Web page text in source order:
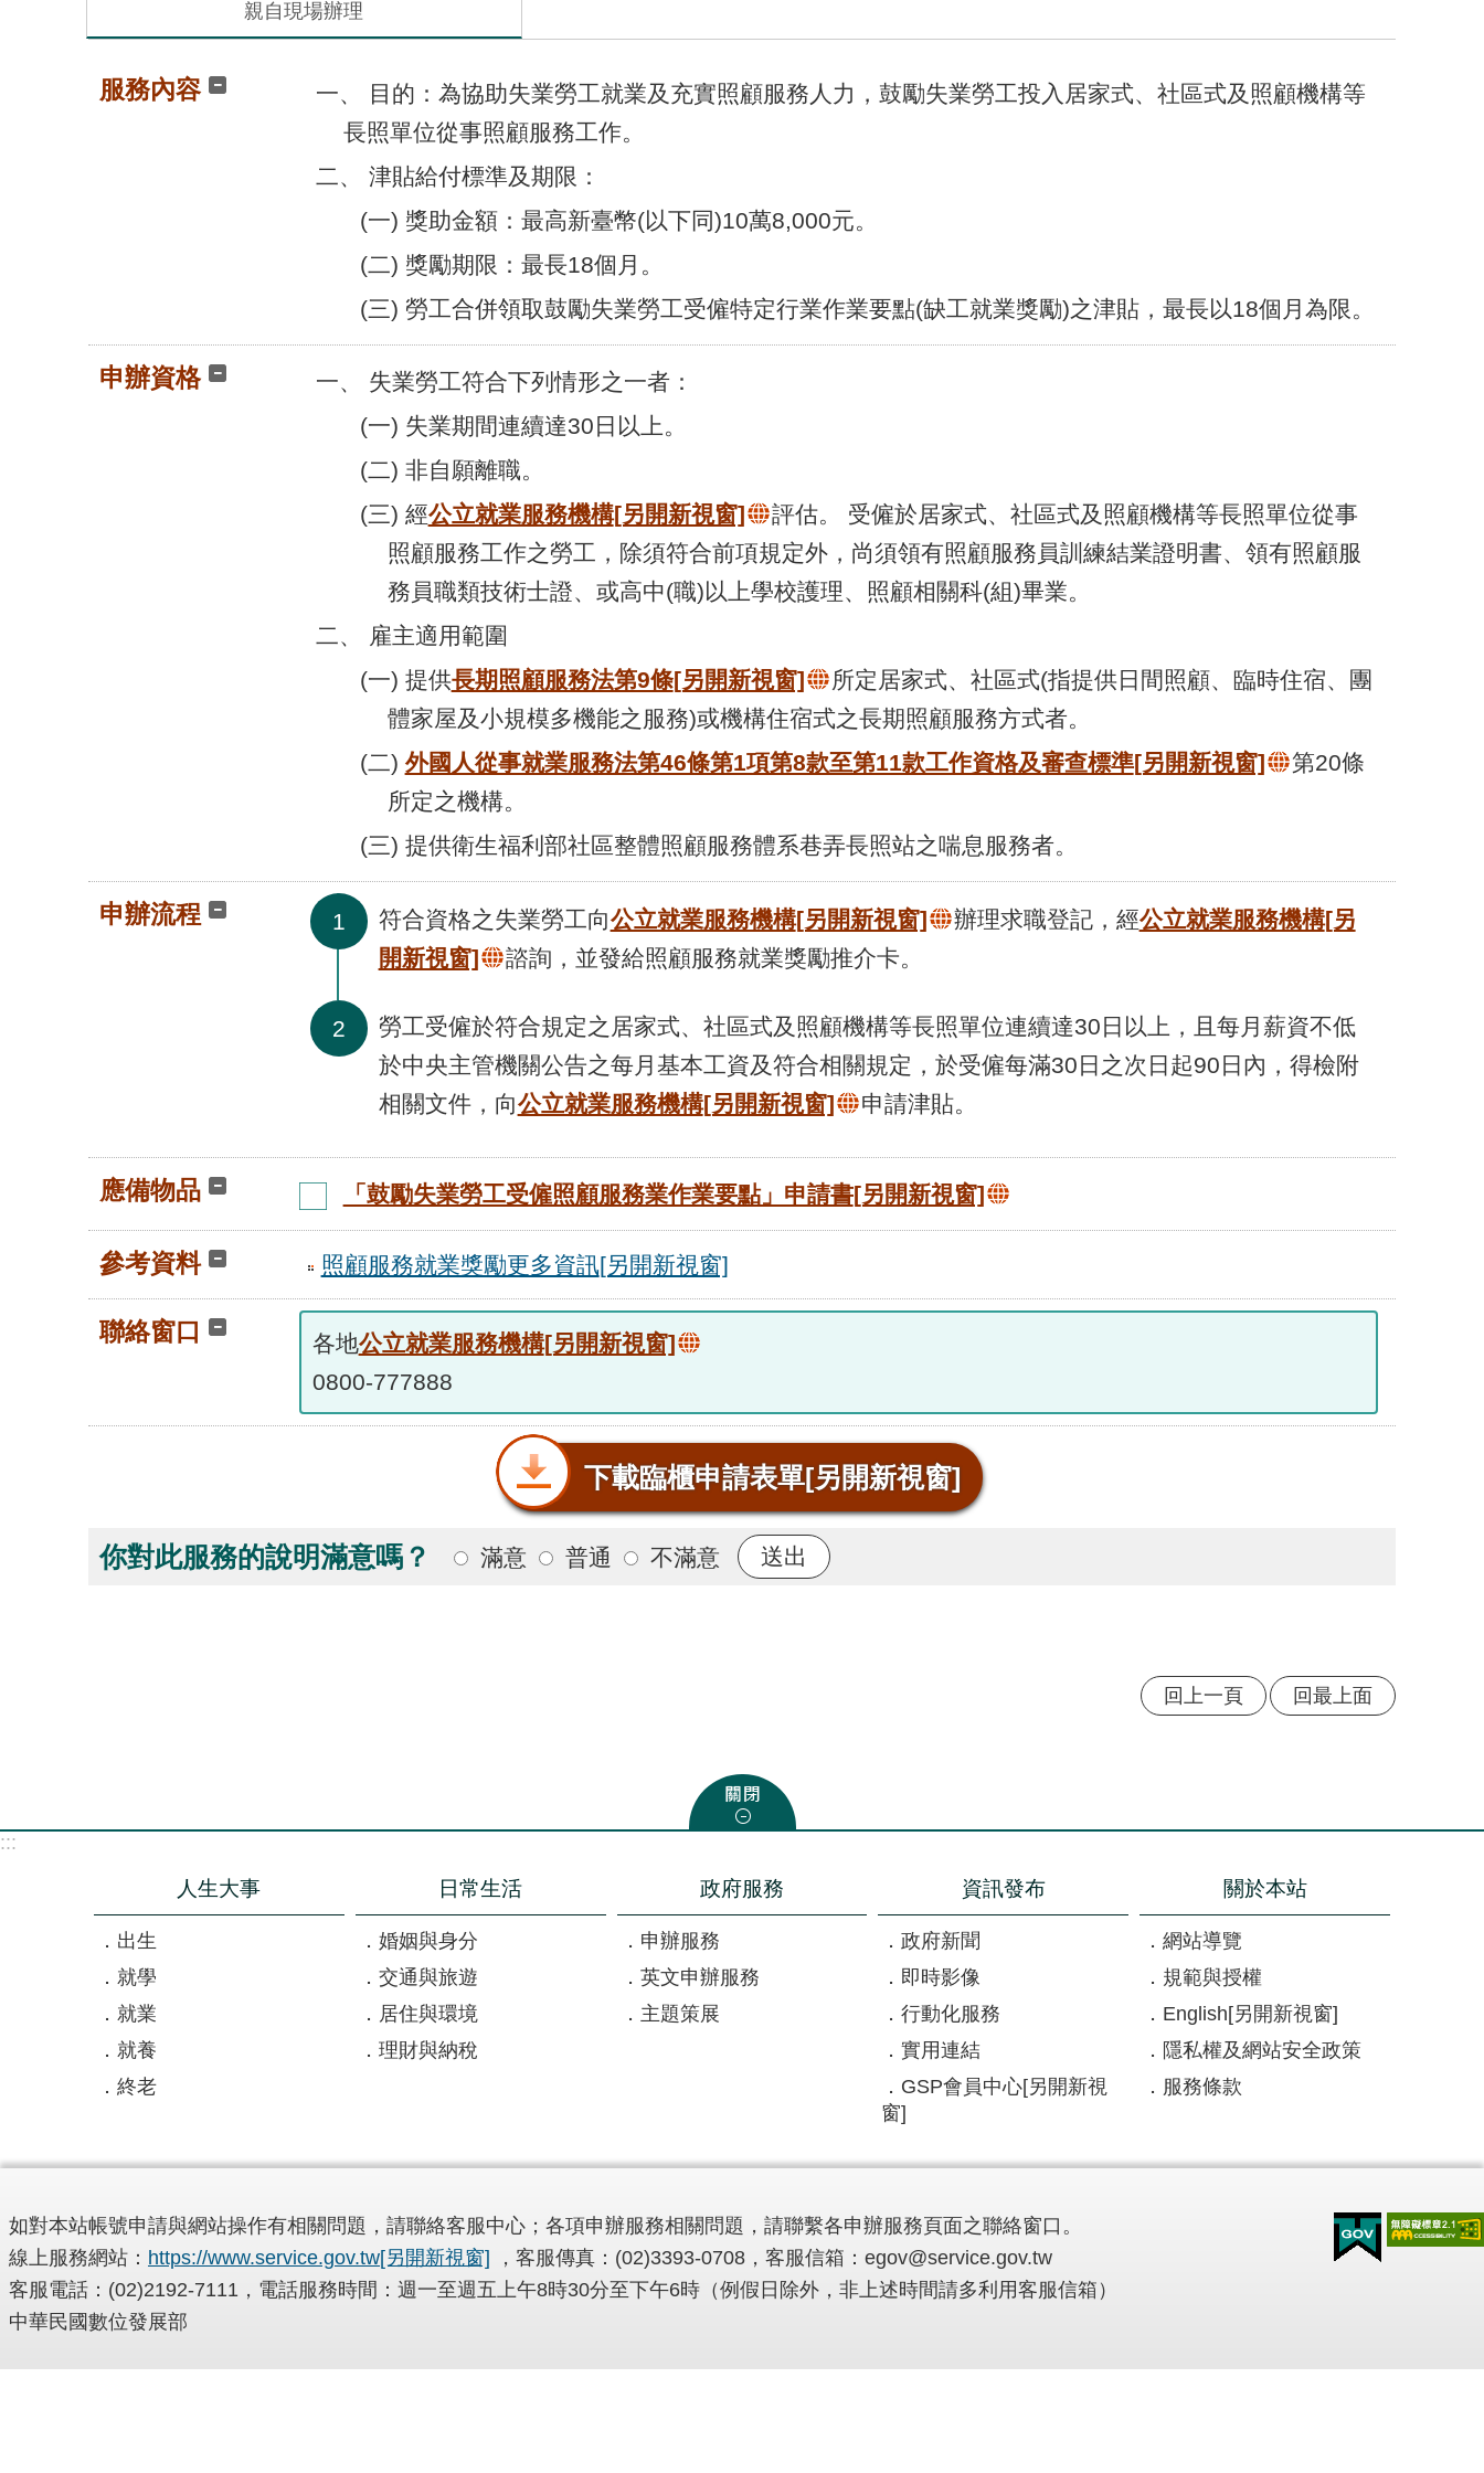
親自現場辦理
服務內容
一、 目的：為協助失業勞工就業及充實照顧服務人力，鼓勵失業勞工投入居家式、社區式及照顧機構等
長照單位從事照顧服務工作。
二、 津貼給付標準及期限：
(一) 獎助金額：最高新臺幣(以下同)10萬8,000元。
(二) 獎勵期限：最長18個月。
(三) 勞工合併領取鼓勵失業勞工受僱特定行業作業要點(缺工就業獎勵)之津貼，最長以18個月為限。
申辦資格
一、 失業勞工符合下列情形之一者：
(一) 失業期間連續達30日以上。
(二) 非自願離職。
(三) 經公立就業服務機構[另開新視窗]
評估。 受僱於居家式、社區式及照顧機構等長照單位從事
照顧服務工作之勞工，除須符合前項規定外，尚須領有照顧服務員訓練結業證明書、領有照顧服
務員職類技術士證、或高中(職)以上學校護理、照顧相關科(組)畢業。
二、 雇主適用範圍
(一) 提供長期照顧服務法第9條[另開新視窗]
所定居家式、社區式(指提供日間照顧、臨時住宿、團
體家屋及小規模多機能之服務)或機構住宿式之長期照顧服務方式者。
(二) 外國人從事就業服務法第46條第1項第8款至第11款工作資格及審查標準[另開新視窗]
第20條
所定之機構。
(三) 提供衛生福利部社區整體照顧服務體系巷弄長照站之喘息服務者。
申辦流程 1 符合資格之失業勞工向公立就業服務機構[另開新視窗] 辦理求職登記，經公立就業服務機構[另
開新視窗]
諮詢，並發給照顧服務就業獎勵推介卡。
2
勞工受僱於符合規定之居家式、社區式及照顧機構等長照單位連續達30日以上，且每月薪資不低
於中央主管機關公告之每月基本工資及符合相關規定，於受僱每滿30日之次日起90日內，得檢附
相關文件，向公立就業服務機構[另開新視窗] 申請津貼。
應備物品 「鼓勵失業勞工受僱照顧服務業作業要點」申請書[另開新視窗]
參考資料 照顧服務就業獎勵更多資訊[另開新視窗]
聯絡窗口 各地公立就業服務機構[另開新視窗]
0800-777888
下載臨櫃申請表單[另開新視窗]
你對此服務的說明滿意嗎？ 滿意 普通 不滿意
回上一頁 回最上面
:::
人生大事
出生
就學
就業
就養
終老
日常生活
婚姻與身分
交通與旅遊
居住與環境
理財與納稅
政府服務
申辦服務
英文申辦服務
主題策展
資訊發布
政府新聞
即時影像
行動化服務
實用連結
GSP會員中心[另開新視
窗]
關於本站
網站導覽
規範與授權
English[另開新視窗]
隱私權及網站安全政策
服務條款
如對本站帳號申請與網站操作有相關問題，請聯絡客服中心；各項申辦服務相關問題，請聯繫各申辦服務頁面之聯絡窗口。
線上服務網站： https://www.service.gov.tw[另開新視窗] ，客服傳真：(02)3393-0708，客服信箱： egov@service.gov.tw
客服電話：(02)2192-7111，電話服務時間：週一至週五上午8時30分至下午6時（例假日除外，非上述時間請多利用客服信箱）
中華民國數位發展部